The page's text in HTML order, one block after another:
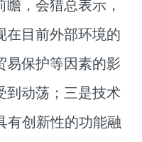
，会猎总表示，
在目前外部环境的
易保护等因素的影
到动荡；三是技术
有创新性的功能融